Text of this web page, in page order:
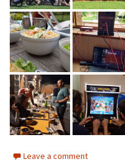
Leave a comment